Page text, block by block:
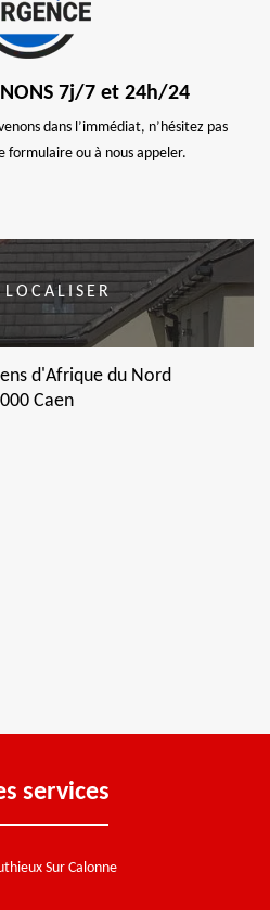
7j/7 et 24h/24
dans l’immédiat, n’hésitez pas
formulaire ou à nous appeler.
d'Afrique du Nord
Caen
services
Sur Calonne